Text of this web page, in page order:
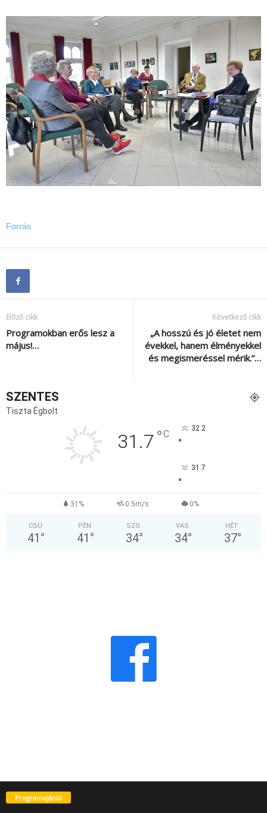
Forrás
Előző cikk
Programokban erős lesz a
május!…
Következő cikk
„A hosszú és jó életet nem
évekkel, hanem élményekkel
és megismeréssel mérik.”…
SZENTES
Tiszta Égbolt
31.7 °C 32.2
°
31.7
°
31% 0.5m/s 0%
CSÜ
41 °
PÉN
41 °
SZO
34°
VAS
34°
HÉT
37°
Programajánló